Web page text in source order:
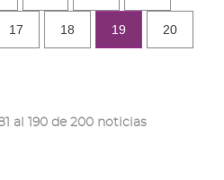
17 18 19 20
al 190 de 200 noticias